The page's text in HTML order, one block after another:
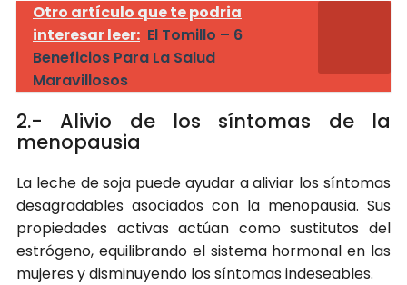
Otro artículo que te podria
interesar leer: El Tomillo – 6
Beneficios Para La Salud
Maravillosos
2.- Alivio de los síntomas de la
menopausia
La leche de soja puede ayudar a aliviar los síntomas
desagradables asociados con la menopausia. Sus
propiedades activas actúan como sustitutos del
estrógeno, equilibrando el sistema hormonal en las
mujeres y disminuyendo los síntomas indeseables.